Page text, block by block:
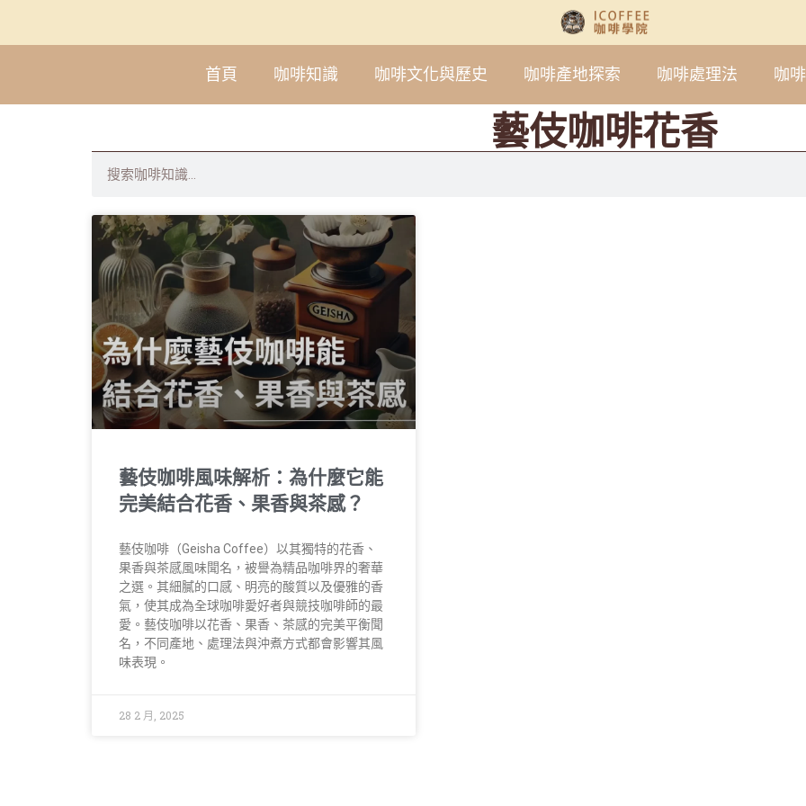
首頁 咖啡知識 咖啡文化與歷史 咖啡產地探索 咖啡處理法 咖
藝伎咖啡花香
藝伎咖啡風味解析：為什麼它能
完美結合花香、果香與茶感？
藝伎咖啡（Geisha Coffee）以其獨特的花香、
果香與茶感風味聞名，被譽為精品咖啡界的奢華
之選。其細膩的口感、明亮的酸質以及優雅的香
氣，使其成為全球咖啡愛好者與競技咖啡師的最
愛。藝伎咖啡以花香、果香、茶感的完美平衡聞
名，不同產地、處理法與沖煮方式都會影響其風
味表現。
28 2 月, 2025